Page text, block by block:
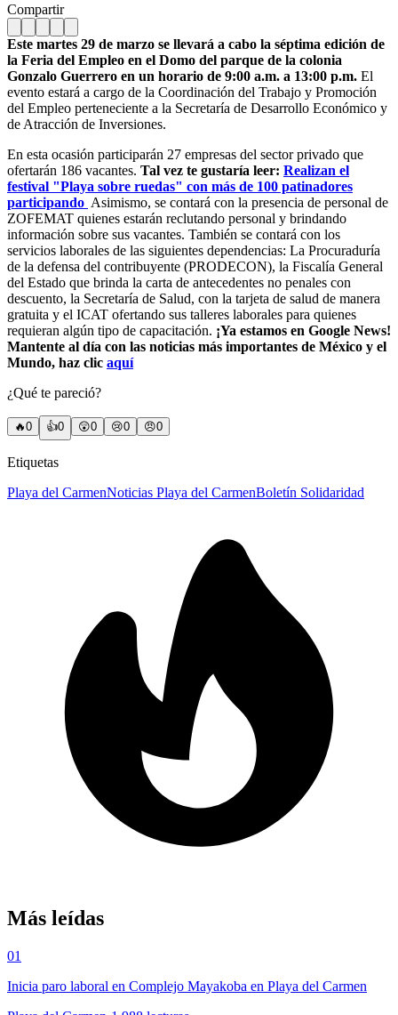
Compartir
Este martes 29 de marzo se llevará a cabo la séptima edición de
la Feria del Empleo en el Domo del parque de la colonia
Gonzalo Guerrero en un horario de 9:00 a.m. a 13:00 p.m. El
evento estará a cargo de la Coordinación del Trabajo y Promoción
del Empleo perteneciente a la Secretaría de Desarrollo Económico y
de Atracción de Inversiones.
En esta ocasión participarán 27 empresas del sector privado que
ofertarán 186 vacantes. Tal vez te gustaría leer: Realizan el
festival "Playa sobre ruedas" con más de 100 patinadores
participando Asimismo, se contará con la presencia de personal de
ZOFEMAT quienes estarán reclutando personal y brindando
información sobre sus vacantes. También se contará con los
servicios laborales de las siguientes dependencias: La Procuraduría
de la defensa del contribuyente (PRODECON), la Fiscalía General
del Estado que brinda la carta de antecedentes no penales con
descuento, la Secretaría de Salud, con la tarjeta de salud de manera
gratuita y el ICAT ofertando sus talleres laborales para quienes
requieran algún tipo de capacitación. ¡Ya estamos en Google News!
Mantente al día con las noticias más importantes de México y el
Mundo, haz clic aquí
¿Qué te pareció?
🔥0 👍0 😲0 😢0 😠0
Etiquetas
Playa del CarmenNoticias Playa del CarmenBoletín Solidaridad
Más leídas
01
Inicia paro laboral en Complejo Mayakoba en Playa del Carmen